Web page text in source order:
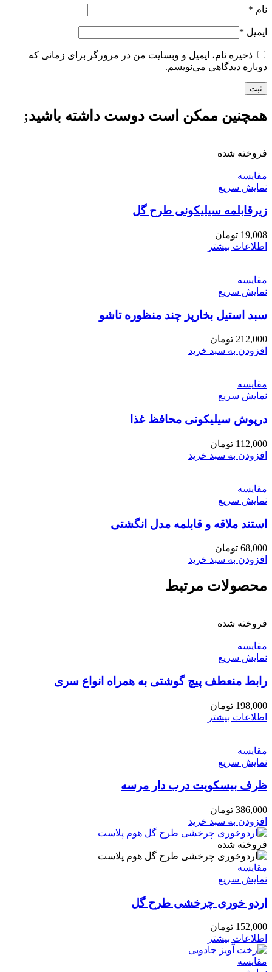
نام *
ایمیل *
ذخیره نام، ایمیل و وبسایت من در مرورگر برای زمانی که
دوباره دیدگاهی می‌نویسم.
همچنین ممکن است دوست داشته باشید;
فروخته شده
مقايسه
نمایش سریع
زیرقابلمه سیلیکونی طرح گل
19,008 تومان
اطلاعات بیشتر
مقايسه
نمایش سریع
سبد استیل بخارپز چند منظوره تاشو
212,000 تومان
افزودن به سبد خرید
مقايسه
نمایش سریع
درپوش سیلیکونی محافظ غذا
112,000 تومان
افزودن به سبد خرید
مقايسه
نمایش سریع
استند ملاقه و قابلمه مدل انگشتی
68,000 تومان
افزودن به سبد خرید
محصولات مرتبط
فروخته شده
مقايسه
نمایش سریع
رابط منعطف پیچ گوشتی به همراه انواع سری
198,000 تومان
اطلاعات بیشتر
مقايسه
نمایش سریع
ظرف بیسکویت درب دار مرسه
386,000 تومان
افزودن به سبد خرید
فروخته شده
مقايسه
نمایش سریع
اردو خوری چرخشی طرح گل
152,000 تومان
اطلاعات بیشتر
مقايسه